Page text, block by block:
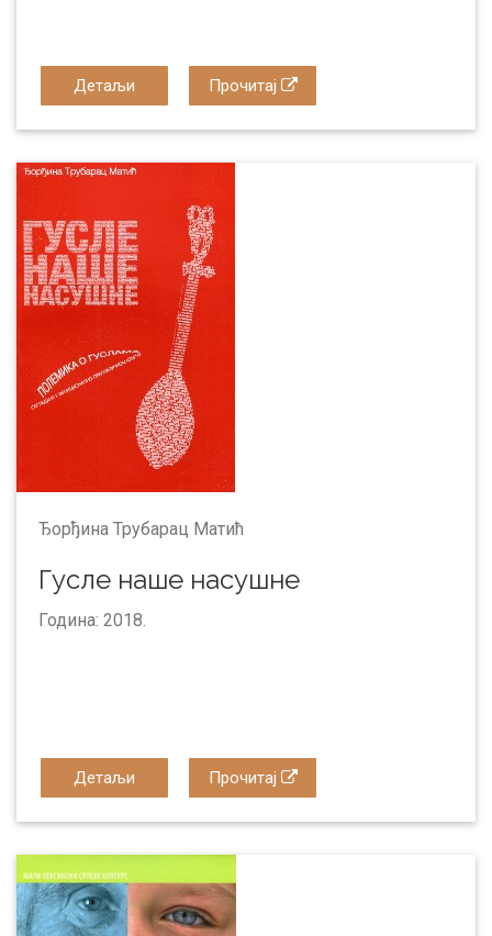
Детаљи Прочитај
Ђорђина Трубарац Матић
Гусле наше насушне
Година: 2018.
Детаљи Прочитај